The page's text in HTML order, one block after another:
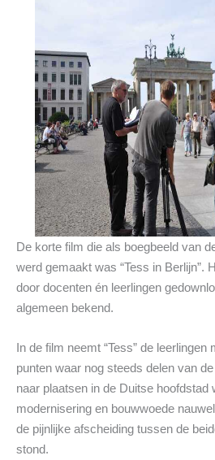
De korte film die als boegbeeld van
werd gemaakt was “Tess in Berlijn”.
door docenten én leerlingen
algemeen bekend.
In de film neemt “Tess” de leerlingen
punten waar nog steeds delen van
naar plaatsen in de Duitse hoofdstad
modernisering en bouwwoede
de pijnlijke afscheiding tussen de
stond.